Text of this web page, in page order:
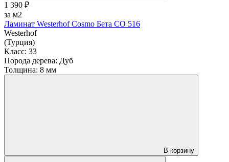
1 390 ₽
за м2
Ламинат Westerhof Cosmo Бета СО 516
Westerhof
(Турция)
Класс: 33
Порода дерева: Дуб
Толщина: 8 мм
В корзину